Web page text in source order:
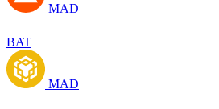
MAD
BAT
MAD